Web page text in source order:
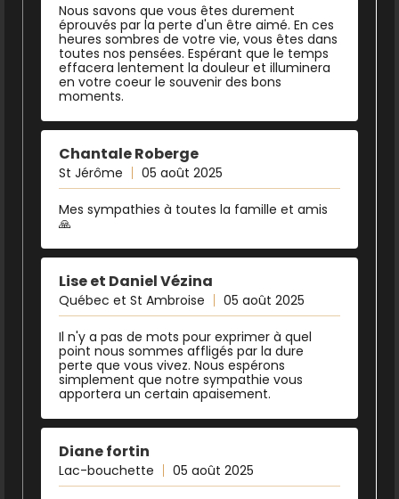
Nous savons que vous êtes durement
éprouvés par la perte d'un être aimé. En ces
heures sombres de votre vie, vous êtes dans
toutes nos pensées. Espérant que le temps
effacera lentement la douleur et illuminera
en votre coeur le souvenir des bons
moments.
Chantale Roberge
St Jérôme 05 août 2025
Mes sympathies à toutes la famille et amis
🙏
Lise et Daniel Vézina
Québec et St Ambroise 05 août 2025
Il n'y a pas de mots pour exprimer à quel
point nous sommes affligés par la dure
perte que vous vivez. Nous espérons
simplement que notre sympathie vous
apportera un certain apaisement.
Diane fortin
Lac-bouchette 05 août 2025